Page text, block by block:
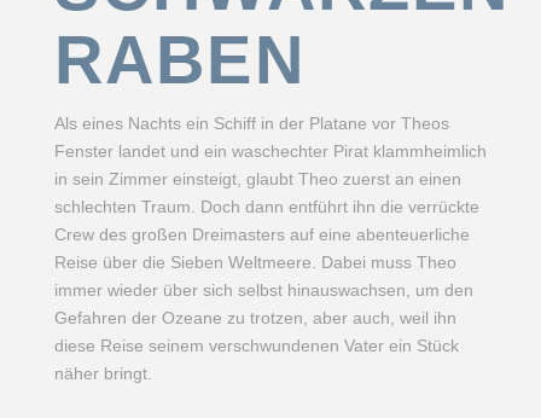
RABEN
Als eines Nachts ein Schiff in der Platane vor Theos
Fenster landet und ein waschechter Pirat klammheimlich
in sein Zimmer einsteigt, glaubt Theo zuerst an einen
schlechten Traum. Doch dann entführt ihn die verrückte
Crew des großen Dreimasters auf eine abenteuerliche
Reise über die Sieben Weltmeere. Dabei muss Theo
immer wieder über sich selbst hinauswachsen, um den
Gefahren der Ozeane zu trotzen, aber auch, weil ihn
diese Reise seinem verschwundenen Vater ein Stück
näher bringt.